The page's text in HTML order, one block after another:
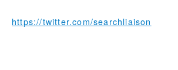
https://twitter.com/searchliaison